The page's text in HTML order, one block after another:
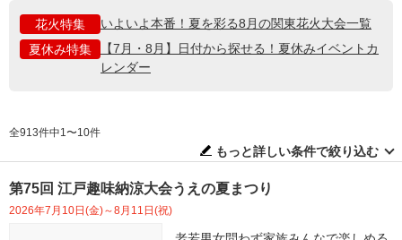
花火特集
いよいよ本番！夏を彩る8月の関東花火大会一覧
夏休み特集
【7月・8月】日付から探せる！夏休みイベントカ
レンダー
全913件中1〜10件
もっと詳しい条件で絞り込む
第75回 江戸趣味納涼大会うえの夏まつり
2026年7月10日(金)～8月11日(祝)